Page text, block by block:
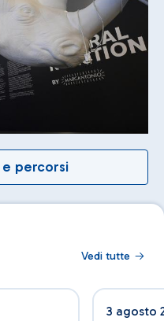
percorsi
Vedi tutte
3 agosto